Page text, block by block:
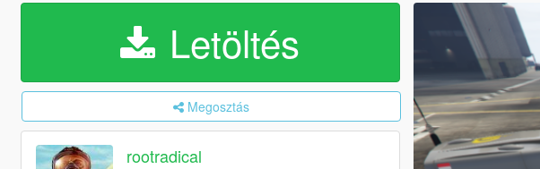
Letöltés
Megosztás
rootradical